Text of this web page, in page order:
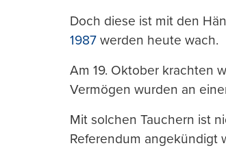
Doch diese ist mit den
1987 werden heute wach.
Am 19. Oktober krachten
Vermögen wurden an
Mit solchen Tauchern ist
Referendum angekündigt